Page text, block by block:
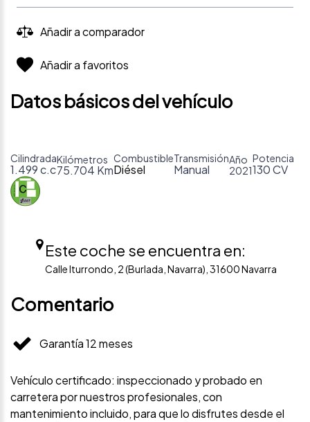
Añadir a comparador
Añadir a favoritos
Datos básicos del vehículo
Cilindrada
1.499 c.c
Kilómetros
75.704 Km
Combustible
Diésel
Transmisión
Manual
Año
2021
Potencia
130 CV
Este coche se encuentra en:
Calle Iturrondo, 2 (Burlada, Navarra), 31600 Navarra
Comentario
Garantía 12 meses
Vehículo certificado: inspeccionado y probado en
carretera por nuestros profesionales, con
mantenimiento incluido, para que lo disfrutes desde el